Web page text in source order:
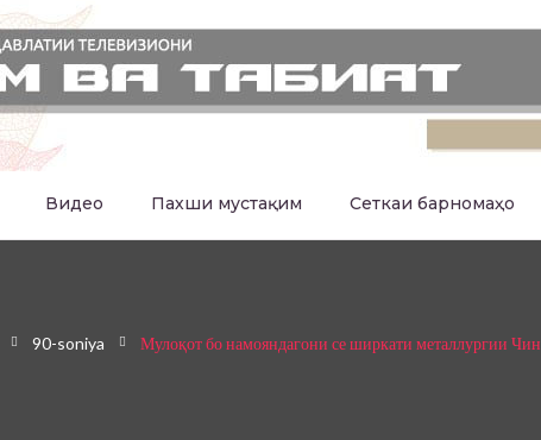
Видео Пахши мустақим Сеткаи барномаҳо
90-soniya Мулоқот бо намояндагони се ширкати металлургии Чин